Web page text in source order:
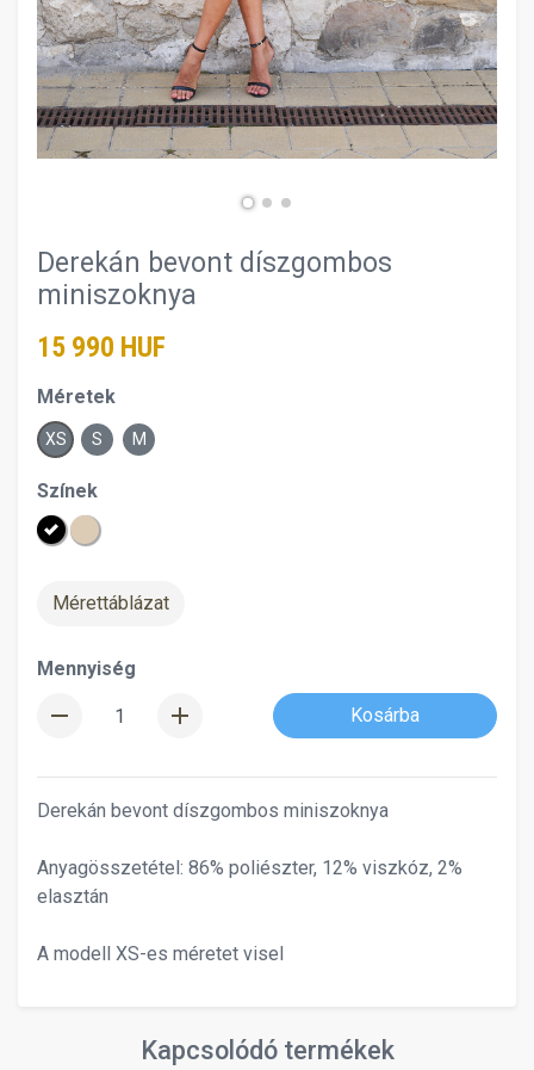
Derekán bevont díszgombos
miniszoknya
15 990 HUF
Méretek
XS S M
Színek
Mérettáblázat
Mennyiség
remove add Kosárba
Derekán bevont díszgombos miniszoknya
Anyagösszetétel: 86% poliészter, 12% viszkóz, 2%
elasztán
A modell XS-es méretet visel
Kapcsolódó termékek